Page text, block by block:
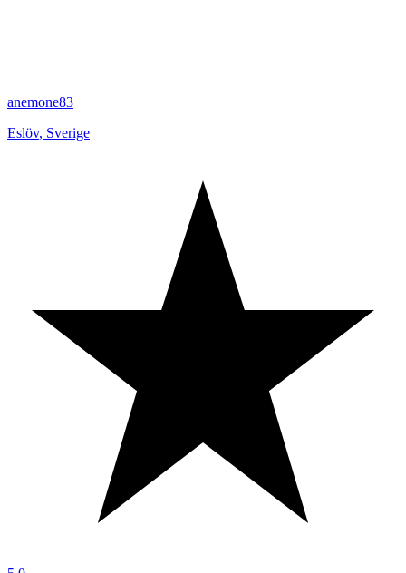
anemone83
Eslöv, Sverige